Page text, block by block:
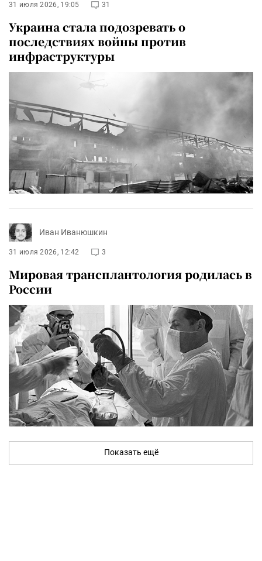
31 июля 2026, 19:05 31
Украина стала подозревать о
последствиях войны против
инфраструктуры
Иван Иванюшкин
31 июля 2026, 12:42 3
Мировая трансплантология родилась в
России
Показать ещё